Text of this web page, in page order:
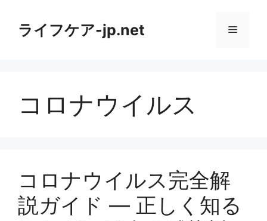
ライフケア-jp.net メ
コロナウイルス
コロナウイルス完全解
説ガイド ― 正しく知る